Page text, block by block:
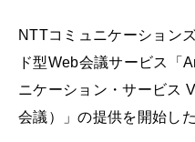
NTTコミュニケーション
ド型Web会議サービス「
ニケーション・サービス
会議）」の提供を開始した